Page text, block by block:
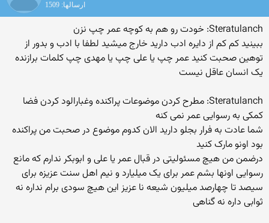
ارسالها: 1509
Steratulanch: خودت رو هم به کوچه عمر چپ نزن
ببینید کم کم از دایره ادب دارید خارج میشید لطفا با ادب و بدور از
توهین صحبت کنید عمر چپ یا علی چپ یا مهدی چپ کلمات برازنده
یک انسان عاقل نیست
Steratulanch: مطرح کردن موضوعات پراکنده وغبارالود کردن فضا
کمکی به رسوایی عمر نمی کنه
شما عادت به فرار بجلو دارید الان کدوم موضوع در صحبت من پراکنده
بود اونو مارک کنید
درضمن من هیچ مسئولیتی در قبال عمر یا علی و ابوبکر ندارم که مانع
رسوایی اونها بشم عمر برای یک میلیارد و نیم اهل سنت عزیزه برای
سیصد تا چهارصد میلیون شیعه نا عزیز این هیچ سودی برام نداره نه
ثوابی داره نه گناهی